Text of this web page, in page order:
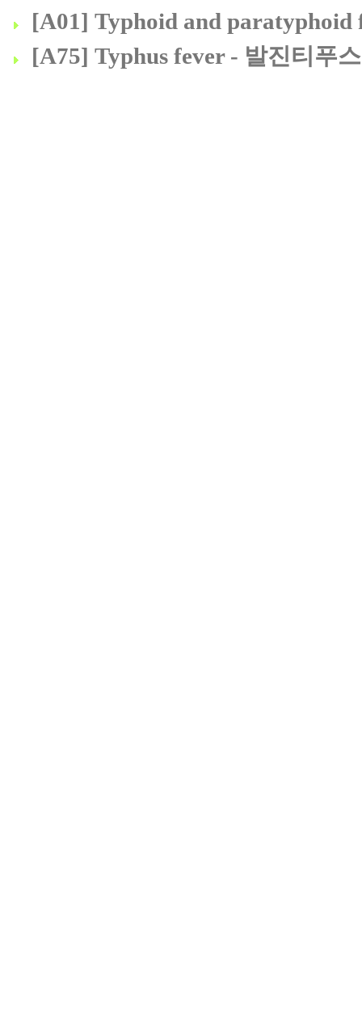
[A01] Typhoid and paratyphoid
[A75] Typhus fever - 발진티푸스